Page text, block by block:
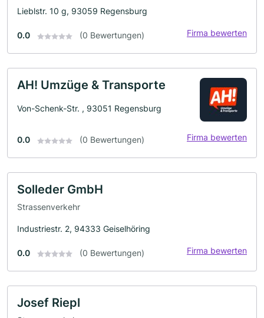
Lieblstr. 10 g, 93059 Regensburg
0.0 (0 Bewertungen) Firma bewerten
AH! Umzüge & Transporte
Von-Schenk-Str. , 93051 Regensburg
0.0 (0 Bewertungen) Firma bewerten
Solleder GmbH
Strassenverkehr
Industriestr. 2, 94333 Geiselhöring
0.0 (0 Bewertungen) Firma bewerten
Josef Riepl